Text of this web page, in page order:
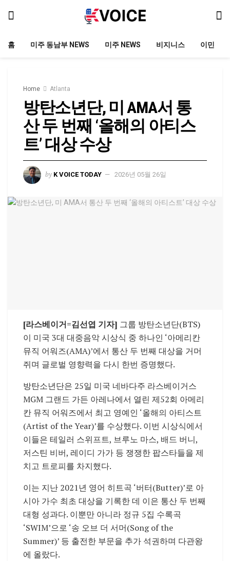
홈 미주 동남부 NEWS 미주 NEWS 비지니스 이민
Home Atlanta
방탄소년단, 미 AMA서 통
산 두 번째 ‘올해의 아티스
트’ 대상 수상
by K VOICE TODAY 2026년 05월 26일
[라스베이거=김선엽 기자] 그룹 방탄소년단(BTS)
이 미국 3대 대중음악 시상식 중 하나인 ‘아메리칸
뮤직 어워즈(AMA)’에서 통산 두 번째 대상을 거머
쥐며 글로벌 영향력을 다시 한번 증명했다.
방탄소년단은 25일 미국 네바다주 라스베이거스
MGM 그랜드 가든 아레나에서 열린 제52회 아메리
칸 뮤직 어워즈에서 최고 영예인 ‘올해의 아티스트
(Artist of the Year)’를 수상했다. 이번 시상식에서
이들은 테일러 스위프트, 브루노 마스, 배드 버니,
저스틴 비버, 레이디 가가 등 쟁쟁한 팝스타들을 제
치고 트로피를 차지했다.
이는 지난 2021년 영어 히트곡 ‘버터(Butter)’로 아
시아 가수 최초 대상을 기록한 데 이은 통산 두 번째
대형 성과다. 이뿐만 아니라 정규 5집 수록곡
‘SWIM’으로 ‘송 오브 더 서머(Song of the
Summer)’ 등 출전한 부문을 추가 석권하며 다관왕
에 올랐다.